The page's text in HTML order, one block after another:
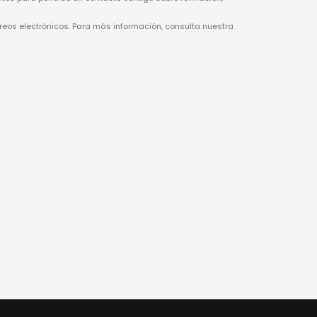
electrónicos. Para más información, consulta nuestra